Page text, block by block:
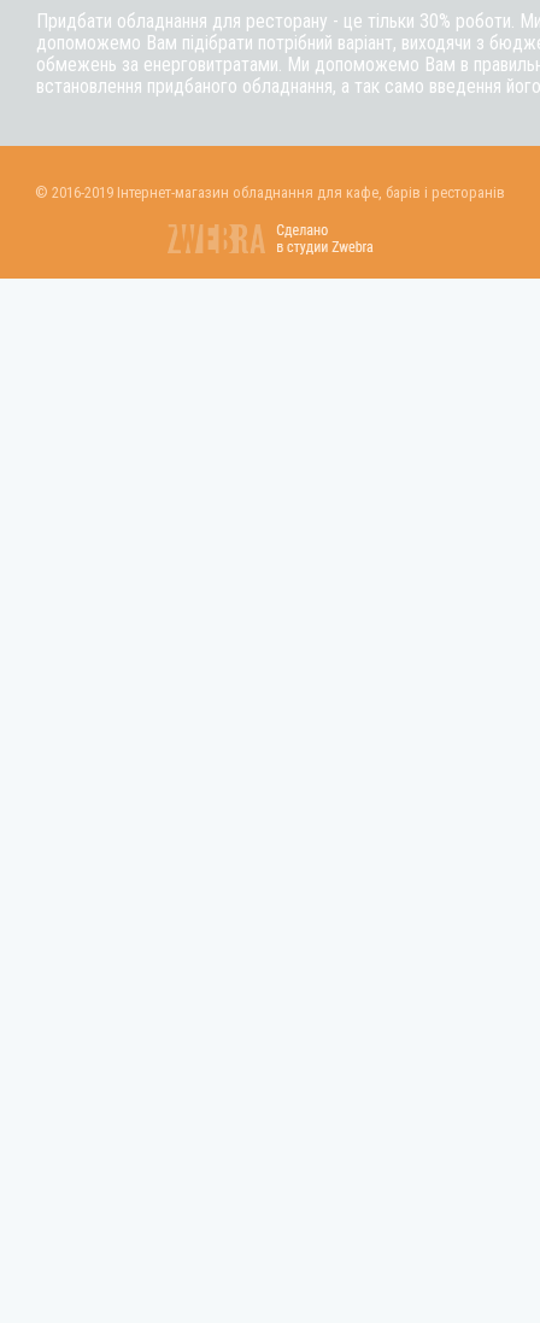
Придбати обладнання для ресторану - це тільки 30% роботи.
допоможемо Вам підібрати потрібний варіант, виходячи з
обмежень за енерговитратами. Ми допоможемо Вам в
встановлення придбаного обладнання, а так само введення
© 2016-2019 Інтернет-магазин обладнання для кафе, барів і ресторанів